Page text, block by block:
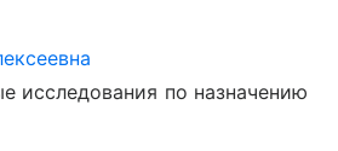
исследования по назначению